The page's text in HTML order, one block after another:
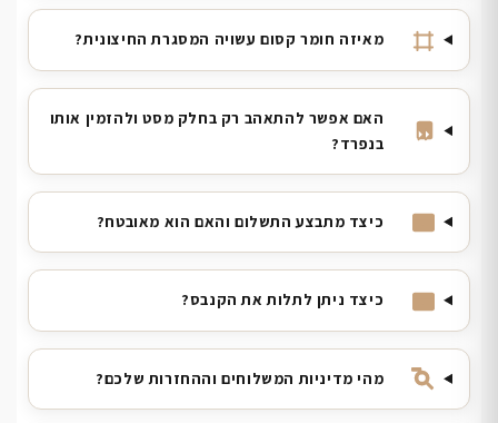
מאיזה חומר קסום עשויה המסגרת החיצונית?
האם אפשר להתאהב רק בחלק מסט ולהזמין אותו
בנפרד?
כיצד מתבצע התשלום והאם הוא מאובטח?
כיצד ניתן לתלות את הקנבס?
מהי מדיניות המשלוחים וההחזרות שלכם?